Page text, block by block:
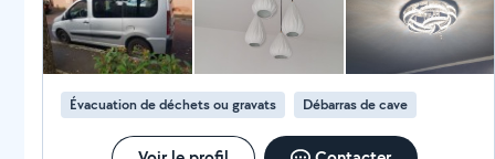
Évacuation de déchets ou gravats Débarras de cave